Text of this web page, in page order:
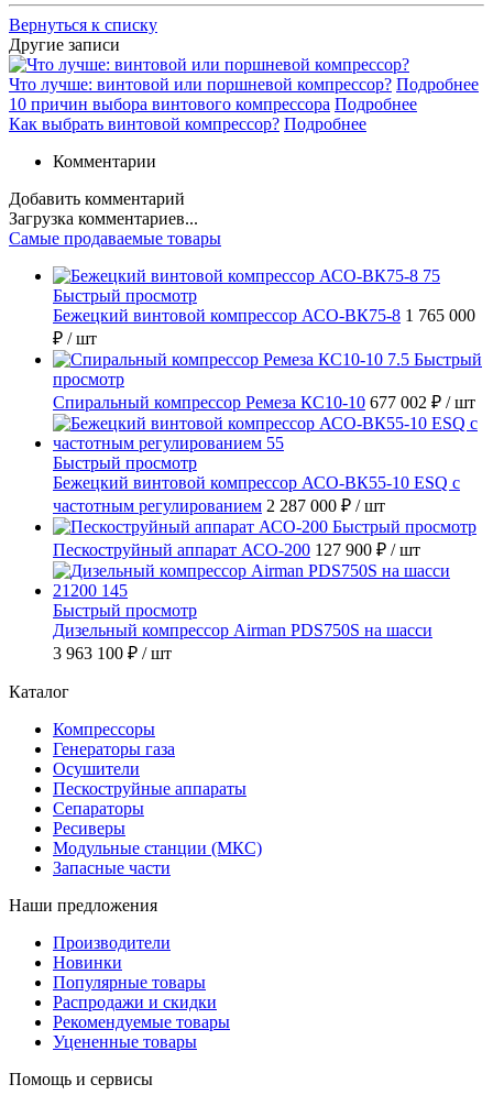
Вернуться к списку
Другие записи
Что лучше: винтовой или поршневой компрессор? Подробнее
10 причин выбора винтового компрессора Подробнее
Как выбрать винтовой компрессор? Подробнее
Комментарии
Добавить комментарий
Загрузка комментариев...
Самые продаваемые товары
Быстрый просмотр
Бежецкий винтовой компрессор АСО-ВК75-8 1 765 000
₽ / шт
Быстрый
просмотр
Спиральный компрессор Ремеза КС10-10 677 002 ₽ / шт
Быстрый просмотр
Бежецкий винтовой компрессор АСО-ВК55-10 ESQ с
частотным регулированием 2 287 000 ₽ / шт
Быстрый просмотр
Пескоструйный аппарат АСО-200 127 900 ₽ / шт
Быстрый просмотр
Дизельный компрессор Airman PDS750S на шасси
3 963 100 ₽ / шт
Каталог
Компрессоры
Генераторы газа
Осушители
Пескоструйные аппараты
Сепараторы
Ресиверы
Модульные станции (МКС)
Запасные части
Наши предложения
Производители
Новинки
Популярные товары
Распродажи и скидки
Рекомендуемые товары
Уцененные товары
Помощь и сервисы